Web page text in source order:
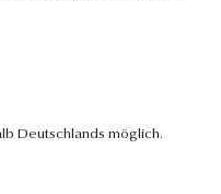
Deutschlands möglich.